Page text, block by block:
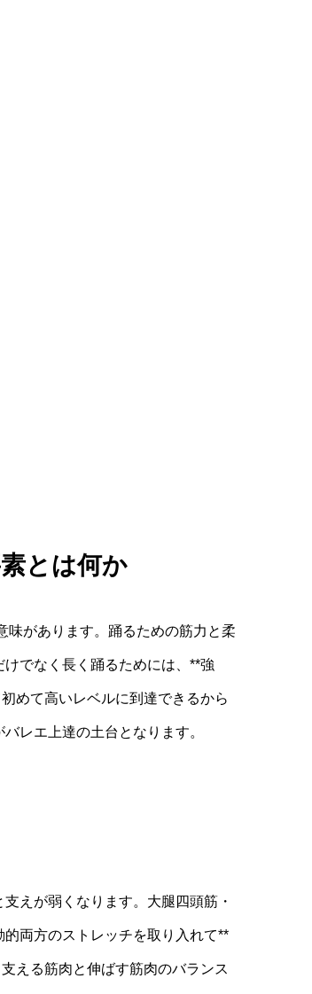
とは何か
味があります。踊るための筋力と柔
でなく長く踊るためには、**強
めて高いレベルに到達できるから
レエ上達の土台となります。
えが弱くなります。大腿四頭筋・
両方のストレッチを取り入れて**
える筋肉と伸ばす筋肉のバランス